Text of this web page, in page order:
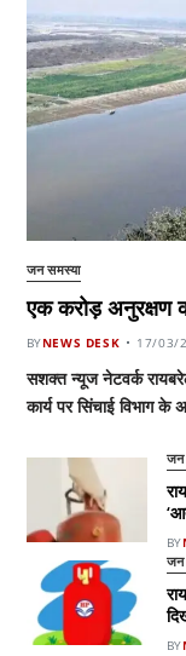
जन समस्या
एक करोड़ अनुरक्षण
BYNEWS DESK 17/03/
सशक्त न्यूज नेटवर्क
कार्य पर सिंचाई विभाग
जन
BY
जन
BY